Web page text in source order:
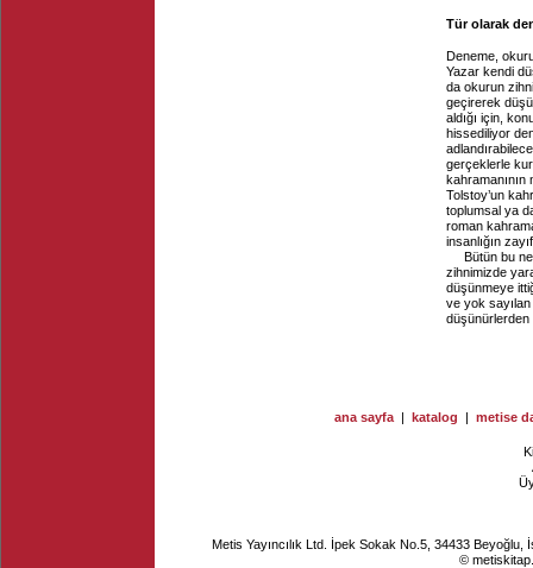
Tür olarak
Deneme,
Yazar kendi
da okurun
geçirerek
aldığı için,
hissediliyor
gerçeklerle
Tolstoy’un
toplumsal ya
roman
insanlığın
Bütün bu
zihnimizde
düşünmeye
ve yok
düşünürlerden
ana sayfa | katalog | metise
Metis Yayıncılık Ltd. İpek Sokak No.5, 34433
©